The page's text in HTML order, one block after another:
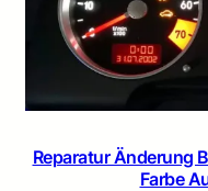
Reparatur Änderung
Farbe